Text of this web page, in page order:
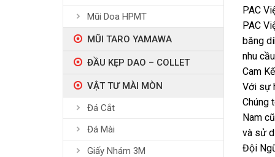
Mũi Doa HPMT
MŨI TARO YAMAWA
ĐẦU KẸP DAO – COLLET
VẬT TƯ MÀI MÒN
Đá Cắt
Đá Mài
Giấy Nhám 3M
PAC
PAC
băng
nhu
Cam
Với sự
Chúng
Nam
và sử
Đội